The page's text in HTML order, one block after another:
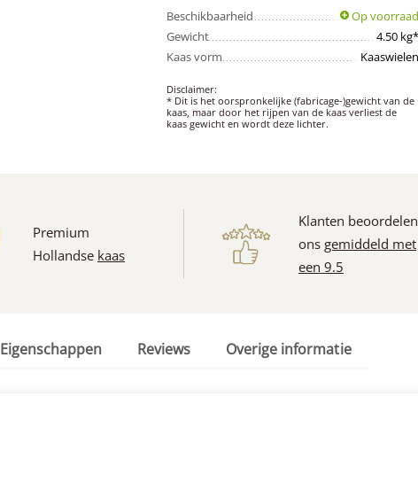
Beschikbaarheid
Op voorraad
Gewicht
4.50 kg*
Kaas vorm
Kaaswielen
Disclaimer:
* Dit is het oorspronkelijke (fabricage-)gewicht van de
kaas, maar door het rijpen van de kaas verliest de
kaas gewicht en wordt deze lichter.
Premium
Hollandse kaas
Klanten beoordelen
ons gemiddeld met
een 9.5
Eigenschappen Reviews Overige informatie